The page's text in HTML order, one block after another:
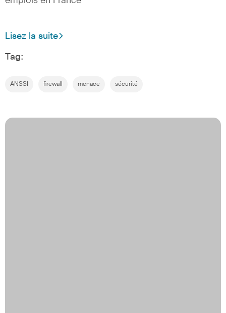
Lisez la suite
Tag:
ANSSI firewall menace sécurité